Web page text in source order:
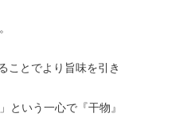
ことでより旨味を引き
という一心で『干物』